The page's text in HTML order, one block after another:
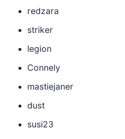
redzara
striker
legion
Connely
mastiejaner
dust
susi23